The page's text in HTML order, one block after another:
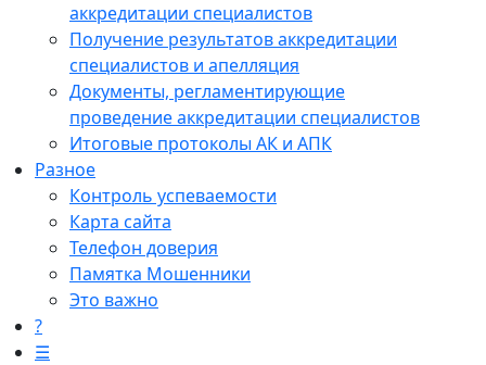
аккредитации специалистов
Получение результатов аккредитации
специалистов и апелляция
Документы, регламентирующие
проведение аккредитации специалистов
Итоговые протоколы АК и АПК
Разное
Контроль успеваемости
Карта сайта
Телефон доверия
Памятка Мошенники
Это важно
?
☰